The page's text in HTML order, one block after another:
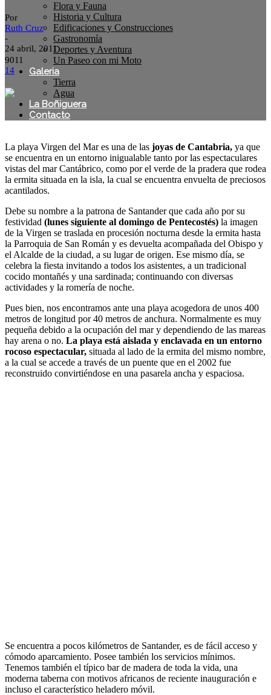
Flora y Fauna
Historia y Cultura
Edificaciones y Construcciones
Gastronomía
Deportes y Aventura
Un Paseo con mi Moto
Galeria
Tierra
Agua
La Boñiguera
Contacto
Por
Ruth Cruz
-
24 abril, 2011
9011
14
Facebook X Pinterest
La playa Virgen del Mar es una de las joyas de Cantabria, ya que
se encuentra en un entorno inigualable tanto por las espectaculares
vistas del mar Cantábrico, como por el verde de la pradera que rodea
la ermita situada en la isla, la cual se encuentra envuelta de preciosos
acantilados.
Debe su nombre a la patrona de Santander que cada año por su
festividad (lunes siguiente al domingo de Pentecostés) la imagen
de la Virgen se traslada en procesión nocturna desde la ermita hasta
la Parroquia de San Román y es devuelta acompañada del Obispo y
el Alcalde de la ciudad, a su lugar de origen. Ese mismo día, se
celebra la fiesta invitando a todos los asistentes, a un tradicional
cocido montañés y una sardinada; continuando con diversas
actividades y la romería de noche.
Pues bien, nos encontramos ante una playa acogedora de unos 400
metros de longitud por 40 metros de anchura. Normalmente es muy
pequeña debido a la ocupación del mar y dependiendo de las mareas
hay arena o no. La playa está aislada y enclavada en un entorno
rocoso espectacular, situada al lado de la ermita del mismo nombre,
a la cual se accede a través de un puente que en el 2002 fue
reconstruido convirtiéndose en una pasarela ancha y espaciosa.
Se encuentra a pocos kilómetros de Santander, es de fácil acceso y
cómodo aparcamiento. Posee también los servicios mínimos.
Tenemos también el típico bar de madera de toda la vida, una
moderna taberna con motivos africanos de reciente inauguración e
incluso el característico heladero móvil.